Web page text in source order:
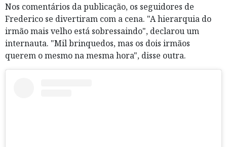
Nos comentários da publicação, os seguidores de
Frederico se divertiram com a cena. "A hierarquia do
irmão mais velho está sobressaindo", declarou um
internauta. "Mil brinquedos, mas os dois irmãos
querem o mesmo na mesma hora", disse outra.